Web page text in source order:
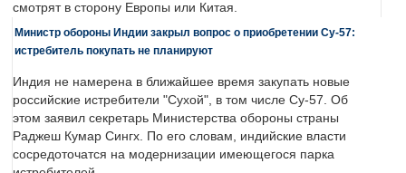
смотрят в сторону Европы или Китая.
Министр обороны Индии закрыл вопрос о приобретении Су-57:
истребитель покупать не планируют
Индия не намерена в ближайшее время закупать новые
российские истребители "Сухой", в том числе Су-57. Об
этом заявил секретарь Министерства обороны страны
Раджеш Кумар Сингх. По его словам, индийские власти
сосредоточатся на модернизации имеющегося парка